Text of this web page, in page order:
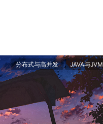
分布式与高并发 JAVA与JVM